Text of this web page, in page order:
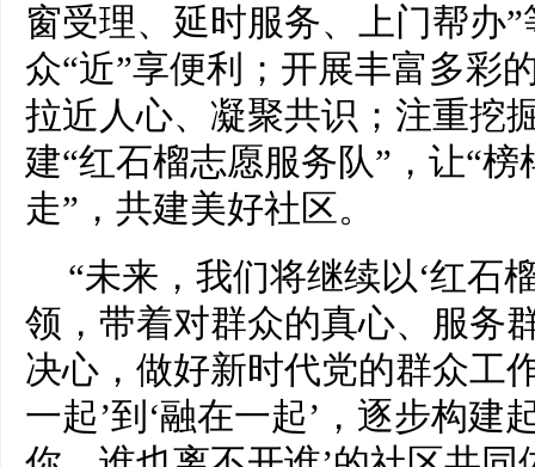
窗受理、延时服务、上门帮办
众“近”享便利；开展丰富多彩
拉近人心、凝聚共识；注重挖
建“红石榴志愿服务队”，让“
走”，共建美好社区。
“未来，我们将继续以‘红石
领，带着对群众的真心、服务
决心，做好新时代党的群众工
一起’到‘融在一起’，逐步构建